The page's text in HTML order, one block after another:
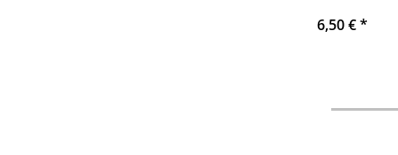
6,50 €*